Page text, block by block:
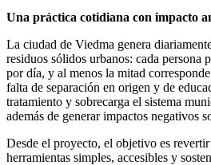
Una práctica cotidiana con impacto
La ciudad de Viedma genera
residuos sólidos urbanos: cada persona
por día, y al menos la mitad
falta de separación en origen y de
tratamiento y sobrecarga el sistema
además de generar impactos negativos
Desde el proyecto, el objetivo es
herramientas simples, accesibles y